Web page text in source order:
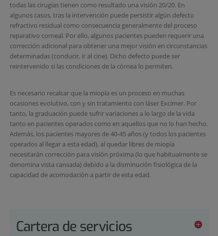
todas las cirugías tienen como resultado una visión 20/20. En
algunos casos, tras la intervención puede persistir algún defecto
refractivo residual como consecuencia generalmente del proceso
reparativo corneal. Por ello, algunos pacientes pueden requerir una
corrección adicional para obtener una mejor visión en circunstancias
determinadas (conducir, ir al cine). Dicho defecto puede ser
reintervenido si las condiciones de la córnea lo permiten.
Es necesario recalcar que la miopía es un proceso en muchas
ocasiones evolutivo, con y sin tratamiento con láser Excimer. Por
tanto, la graduación puede sufrir variaciones a lo largo de la vida
tanto en pacientes operados como en aquellos que no lo han hecho.
Además, los pacientes mayores de 40-45 años (y todos los pacientes
operados al llegar a esta edad), al quedar libres de miopía
necesitarán corrección para visión próxima (lo que habitualmente se
denomina vista cansada) debido a la disminución fisiológica de la
capacidad de acomodación a partir de esta edad.
Cartera de servicios